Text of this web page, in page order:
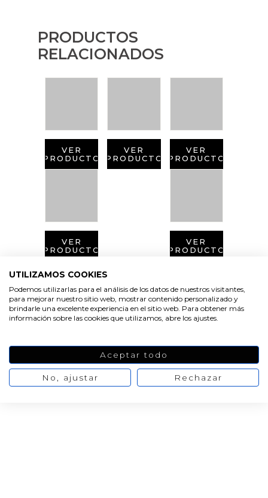
PRODUCTOS
RELACIONADOS
VER
PRODUCTO
VER
PRODUCTO
VER
PRODUCTO
VER
PRODUCTO
VER
PRODUCTO
UTILIZAMOS COOKIES
Podemos utilizarlas para el análisis de los datos de nuestros visitantes,
para mejorar nuestro sitio web, mostrar contenido personalizado y
brindarle una excelente experiencia en el sitio web. Para obtener más
información sobre las cookies que utilizamos, abre los ajustes.
Aceptar todo
No, ajustar Rechazar